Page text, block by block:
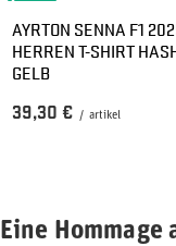
AYRTON SENNA F1
HERREN T-SHIRT
GELB
39,30 € / artikel
Eine Hommage